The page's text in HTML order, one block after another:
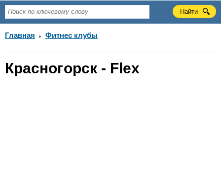
Главная Фитнес клубы
Красногорск - Flex